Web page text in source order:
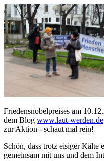
Friedensnobelpreises am
dem Blog www.laut-werden.de
zur Aktion - schaut mal rein!
Schön, dass trotz eisiger Kälte
gemeinsam mit uns und dem